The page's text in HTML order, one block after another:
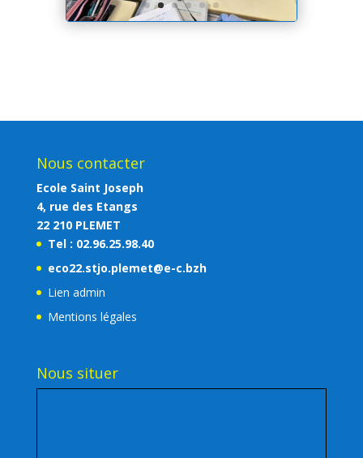
Nous contacter
Ecole Saint Joseph
4, rue des Etangs
22 210 PLEMET
Tel : 02.96.25.98.40
eco22.stjo.plemet@e-c.bzh
Lien admin
Mentions légales
Nous situer